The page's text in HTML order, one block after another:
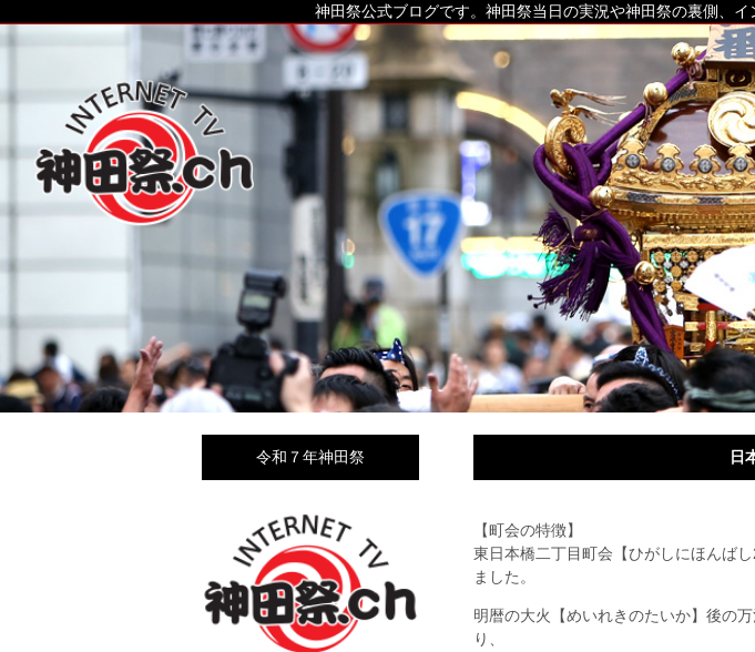
神田祭公式ブログです。神田祭当日の実況や神田祭の裏側、
日
【町会の特徴】
東日本橋二丁目町会【ひがしにほんば
ました。
明暦の大火【めいれきのたいか】後の
り、
令和７年神田祭